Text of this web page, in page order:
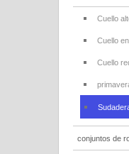
Cuello
Cuello
Cuello
conjuntos de